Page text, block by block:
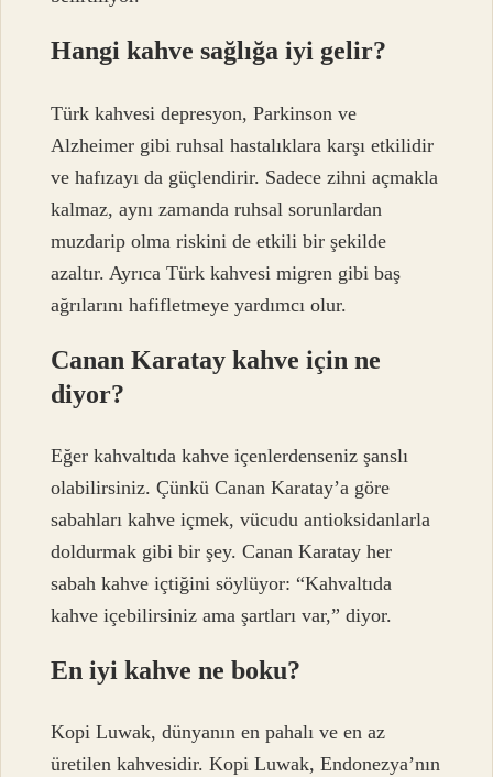
Hangi kahve sağlığa iyi gelir?
Türk kahvesi depresyon, Parkinson ve
Alzheimer gibi ruhsal hastalıklara karşı etkilidir
ve hafızayı da güçlendirir. Sadece zihni açmakla
kalmaz, aynı zamanda ruhsal sorunlardan
muzdarip olma riskini de etkili bir şekilde
azaltır. Ayrıca Türk kahvesi migren gibi baş
ağrılarını hafifletmeye yardımcı olur.
Canan Karatay kahve için ne
diyor?
Eğer kahvaltıda kahve içenlerdenseniz şanslı
olabilirsiniz. Çünkü Canan Karatay’a göre
sabahları kahve içmek, vücudu antioksidanlarla
doldurmak gibi bir şey. Canan Karatay her
sabah kahve içtiğini söylüyor: “Kahvaltıda
kahve içebilirsiniz ama şartları var,” diyor.
En iyi kahve ne boku?
Kopi Luwak, dünyanın en pahalı ve en az
üretilen kahvesidir. Kopi Luwak, Endonezya’nın